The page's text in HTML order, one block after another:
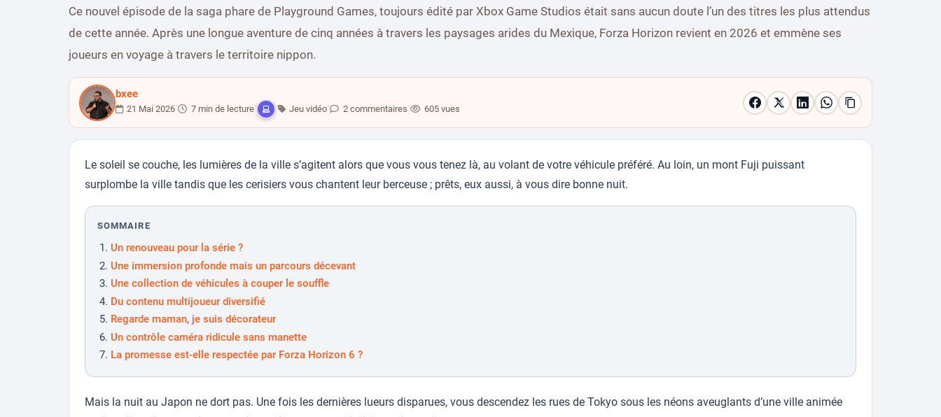
Forza Horizon 6 : Un vibrant hommage au Japon
Ce nouvel épisode de la saga phare de Playground Games, toujours édité par Xbox Game Studios était sans aucun doute l’un des titres les plus attendus
de cette année. Après une longue aventure de cinq années à travers les paysages arides du Mexique, Forza Horizon revient en 2026 et emmène ses
joueurs en voyage à travers le territoire nippon.
bxee
21 Mai 2026• 7 min de lecture• • Jeu vidéo• 2 commentaires• 605 vues
Le soleil se couche, les lumières de la ville s’agitent alors que vous vous tenez là, au volant de votre véhicule préféré. Au loin, un mont Fuji puissant
surplombe la ville tandis que les cerisiers vous chantent leur berceuse ; prêts, eux aussi, à vous dire bonne nuit.
SOMMAIRE
Un renouveau pour la série ?
Une immersion profonde mais un parcours décevant
Une collection de véhicules à couper le souffle
Du contenu multijoueur diversifié
Regarde maman, je suis décorateur
Un contrôle caméra ridicule sans manette
La promesse est-elle respectée par Forza Horizon 6 ?
Mais la nuit au Japon ne dort pas. Une fois les dernières lueurs disparues, vous descendez les rues de Tokyo sous les néons aveuglants d’une ville animée